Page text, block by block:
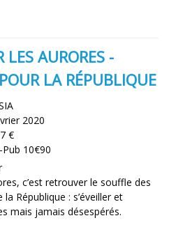
LES AURORES -
LA RÉPUBLIQUE
2020
€
10€90
c’est retrouver le souffle des
République : s’éveiller et
mais jamais désespérés.